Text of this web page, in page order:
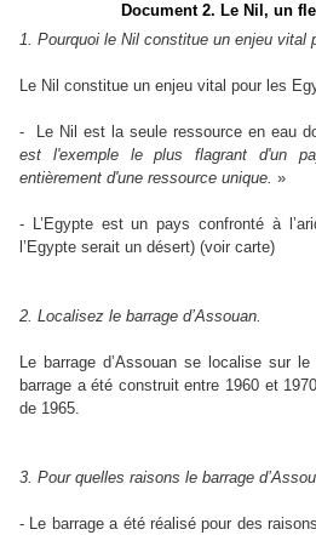
Document 2. Le Nil, un
1. Pourquoi le Nil constitue un enjeu vital
Le Nil constitue un enjeu vital pour les
- Le Nil est la seule ressource en eau
est l'exemple le plus flagrant d'un
entièrement d'une ressource unique. »
- L’Egypte est un pays confronté à
l’Egypte serait un désert) (voir carte)
2. Localisez le barrage d’Assouan.
Le barrage d’Assouan se localise sur le
barrage a été construit entre 1960 et
de 1965.
3. Pour quelles raisons le barrage
- Le barrage a été réalisé pour des